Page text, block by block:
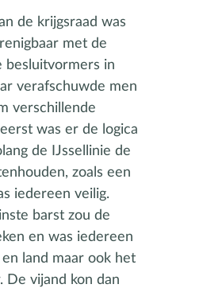
de krijgsraad was
met de
besluitvormers in
verafschuwde men
verschillende
was er de logica
de IJssellinie de
zoals een
iedereen veilig.
barst zou de
en was iedereen
land maar ook het
De vijand kon dan